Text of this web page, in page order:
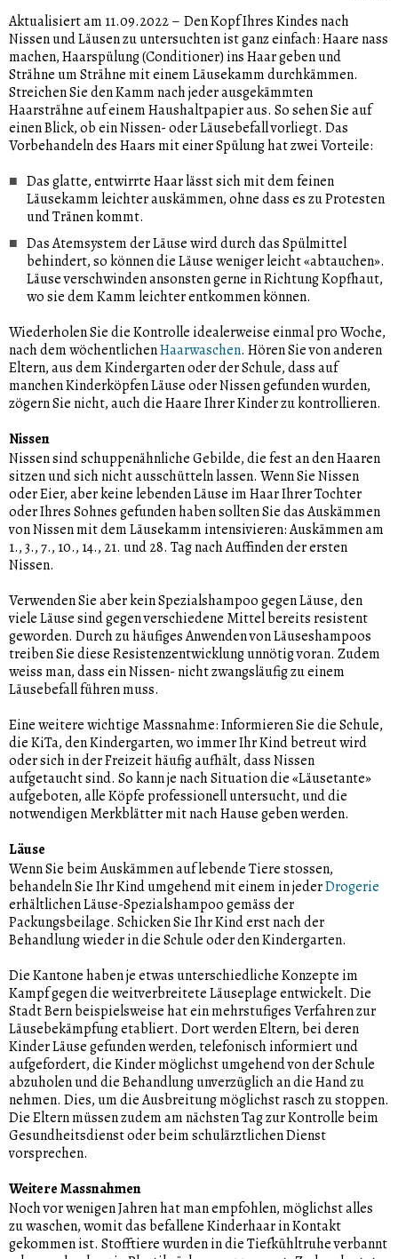
Aktualisiert am 11.09.2022– Den Kopf Ihres Kindes nach
Nissen und Läusen zu untersuchten ist ganz einfach: Haare nass
machen, Haarspülung (Conditioner) ins Haar geben und
Strähne um Strähne mit einem Läusekamm durchkämmen.
Streichen Sie den Kamm nach jeder ausgekämmten
Haarsträhne auf einem Haushaltpapier aus. So sehen Sie auf
einen Blick, ob ein Nissen- oder Läusebefall vorliegt. Das
Vorbehandeln des Haars mit einer Spülung hat zwei Vorteile:
Das glatte, entwirrte Haar lässt sich mit dem feinen
Läusekamm leichter auskämmen, ohne dass es zu Protesten
und Tränen kommt.
Das Atemsystem der Läuse wird durch das Spülmittel
behindert, so können die Läuse weniger leicht «abtauchen».
Läuse verschwinden ansonsten gerne in Richtung Kopfhaut,
wo sie dem Kamm leichter entkommen können.
Wiederholen Sie die Kontrolle idealerweise einmal pro Woche,
nach dem wöchentlichenHaarwaschen. Hören Sie von anderen
Eltern, aus dem Kindergarten oder der Schule, dass auf
manchen Kinderköpfen Läuse oder Nissen gefunden wurden,
zögern Sie nicht, auch die Haare Ihrer Kinder zu kontrollieren.
Nissen
Nissen sind schuppenähnliche Gebilde, die fest an den Haaren
sitzen und sich nicht ausschütteln lassen. Wenn Sie Nissen
oder Eier, aber keine lebenden Läuse im Haar Ihrer Tochter
oder Ihres Sohnes gefunden haben sollten Sie das Auskämmen
von Nissen mit dem Läusekamm intensivieren: Auskämmen am
1., 3., 7., 10., 14., 21. und 28. Tag nach Auffinden der ersten
Nissen.
Verwenden Sie aber kein Spezialshampoo gegen Läuse, den
viele Läuse sind gegen verschiedene Mittel bereits resistent
geworden. Durch zu häufiges Anwenden von Läuseshampoos
treiben Sie diese Resistenzentwicklung unnötig voran. Zudem
weiss man, dass ein Nissen- nicht zwangsläufig zu einem
Läusebefall führen muss.
Eine weitere wichtige Massnahme: Informieren Sie die Schule,
die KiTa, den Kindergarten, wo immer Ihr Kind betreut wird
oder sich in der Freizeit häufig aufhält, dass Nissen
aufgetaucht sind. So kann je nach Situation die «Läusetante»
aufgeboten, alle Köpfe professionell untersucht, und die
notwendigen Merkblätter mit nach Hause geben werden.
Läuse
Wenn Sie beim Auskämmen auf lebende Tiere stossen,
behandeln Sie Ihr Kind umgehend mit einem in jederDrogerie
erhältlichen Läuse-Spezialshampoo gemäss der
Packungsbeilage. Schicken Sie Ihr Kind erst nach der
Behandlung wieder in die Schule oder den Kindergarten.
Die Kantone haben je etwas unterschiedliche Konzepte im
Kampf gegen die weitverbreitete Läuseplage entwickelt. Die
Stadt Bern beispielsweise hat ein mehrstufiges Verfahren zur
Läusebekämpfung etabliert. Dort werden Eltern, bei deren
Kinder Läuse gefunden werden, telefonisch informiert und
aufgefordert, die Kinder möglichst umgehend von der Schule
abzuholen und die Behandlung unverzüglich an die Hand zu
nehmen. Dies, um die Ausbreitung möglichst rasch zu stoppen.
Die Eltern müssen zudem am nächsten Tag zur Kontrolle beim
Gesundheitsdienst oder beim schulärztlichen Dienst
vorsprechen.
Weitere Massnahmen
Noch vor wenigen Jahren hat man empfohlen, möglichst alles
zu waschen, womit das befallene Kinderhaar in Kontakt
gekommen ist. Stofftiere wurden in die Tiefkühltruhe verbannt